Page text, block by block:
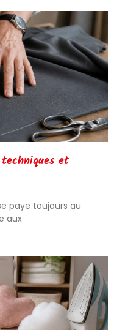
et
paye toujours au
aux